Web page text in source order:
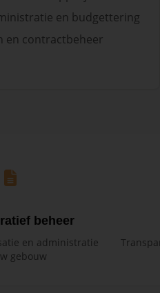
en budgettering
en contractbeheer
beheer
en administratie
gebouw